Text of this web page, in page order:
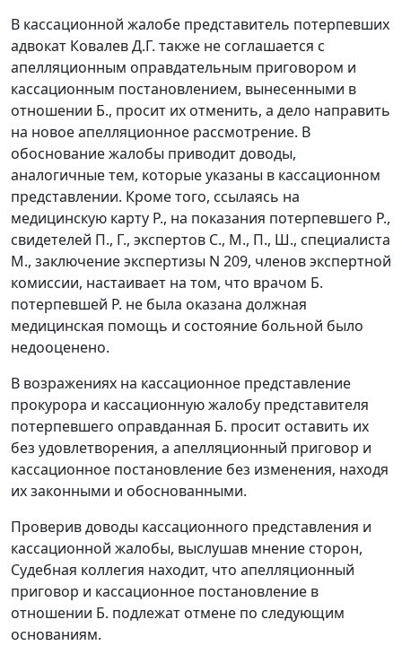
В кассационной жалобе представитель потерпевших
адвокат Ковалев Д.Г. также не соглашается с
апелляционным оправдательным приговором и
кассационным постановлением, вынесенными в
отношении Б., просит их отменить, а дело направить
на новое апелляционное рассмотрение. В
обоснование жалобы приводит доводы,
аналогичные тем, которые указаны в кассационном
представлении. Кроме того, ссылаясь на
медицинскую карту Р., на показания потерпевшего Р.,
свидетелей П., Г., экспертов С., М., П., Ш., специалиста
М., заключение экспертизы N 209, членов экспертной
комиссии, настаивает на том, что врачом Б.
потерпевшей Р. не была оказана должная
медицинская помощь и состояние больной было
недооценено.
В возражениях на кассационное представление
прокурора и кассационную жалобу представителя
потерпевшего оправданная Б. просит оставить их
без удовлетворения, а апелляционный приговор и
кассационное постановление без изменения, находя
их законными и обоснованными.
Проверив доводы кассационного представления и
кассационной жалобы, выслушав мнение сторон,
Судебная коллегия находит, что апелляционный
приговор и кассационное постановление в
отношении Б. подлежат отмене по следующим
основаниям.